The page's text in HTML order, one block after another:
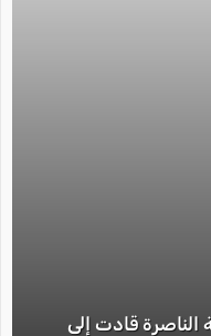
الناصرة قادت إلى